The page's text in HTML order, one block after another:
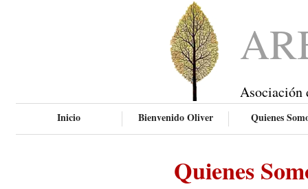
Asociación
Inicio Bienvenido Oliver Quienes
Quienes